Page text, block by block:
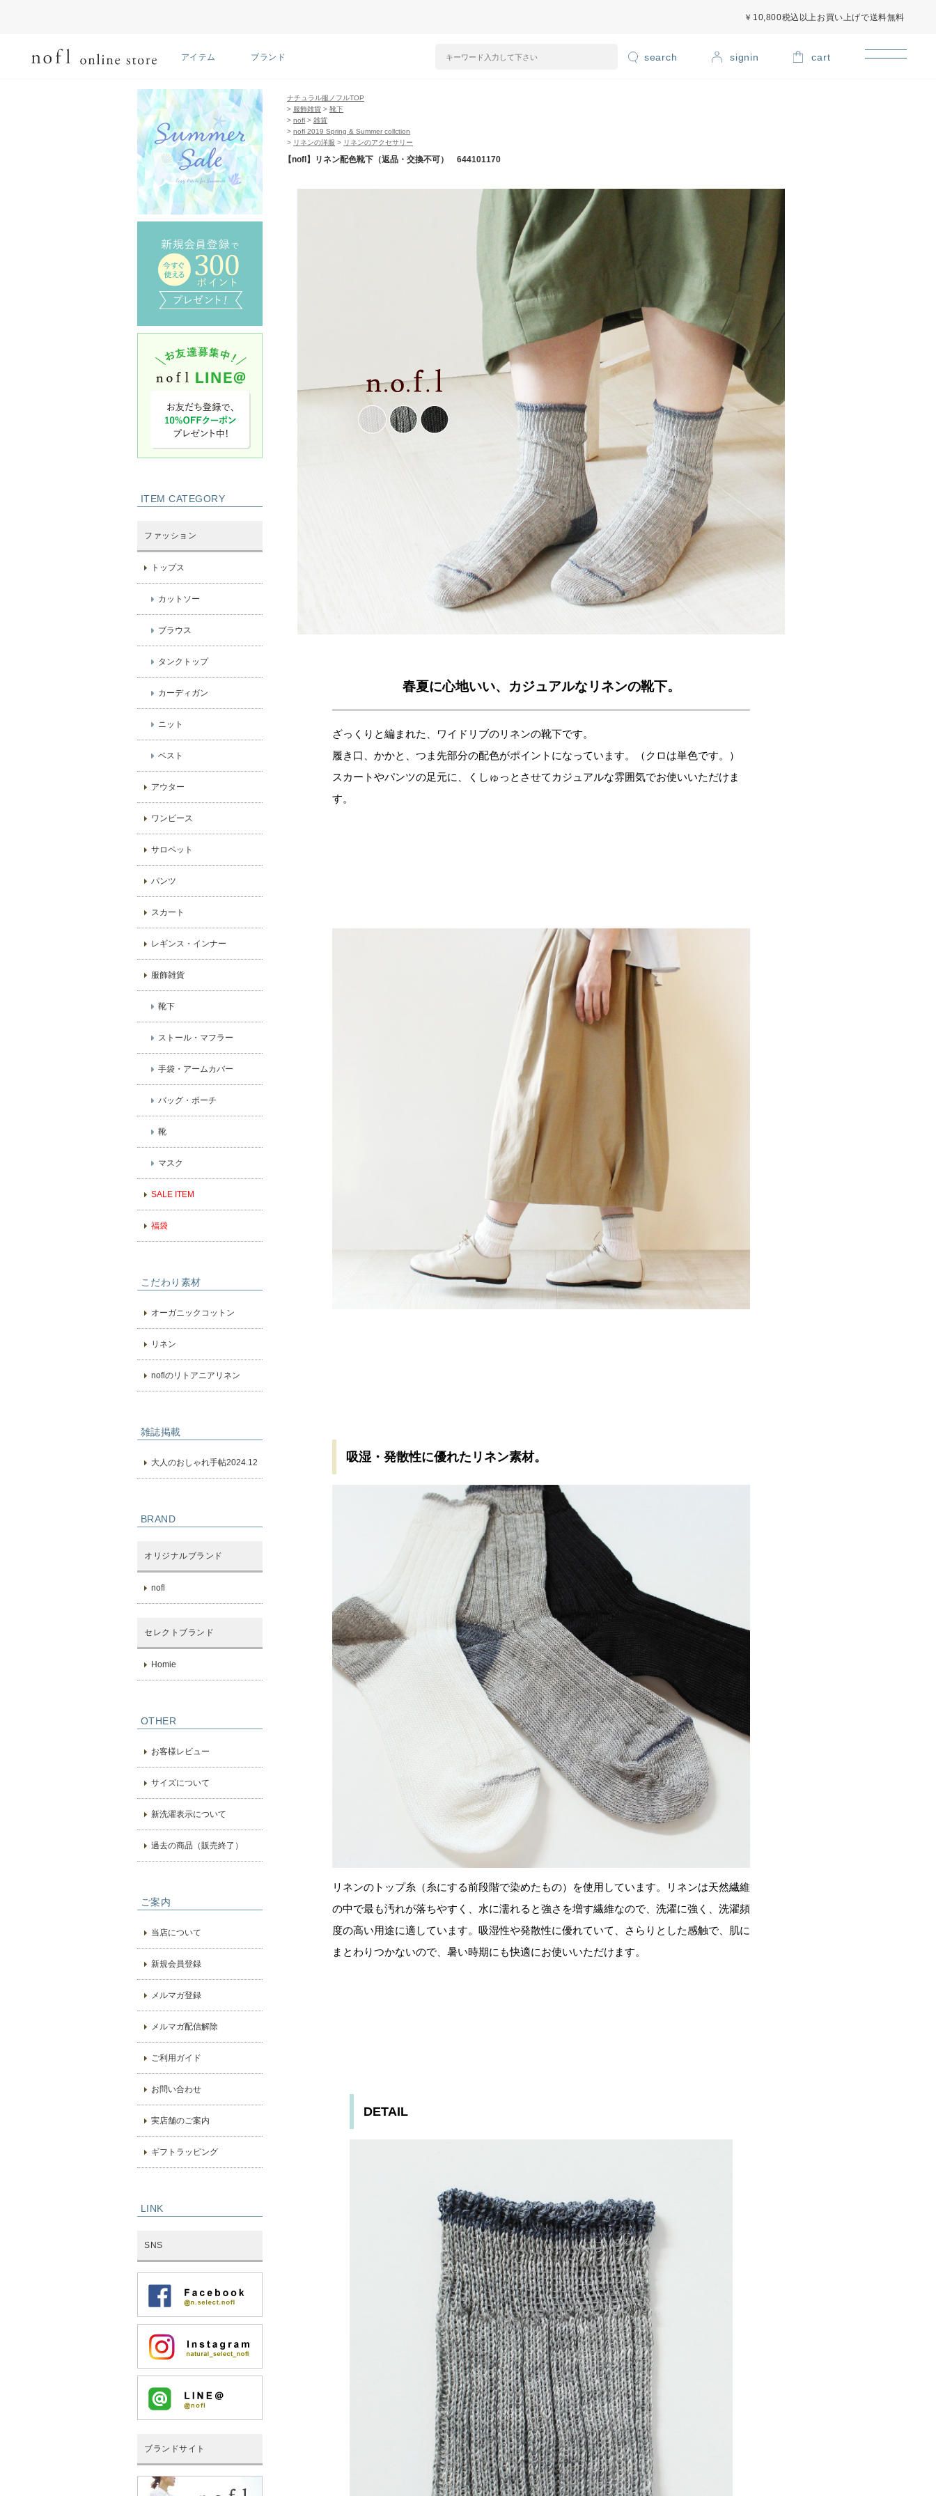
￥10,800税込以上お買い上げで送料無料
アイテム ブランド signin cart
ITEM CATEGORY
ファッション
トップス
カットソー
ブラウス
タンクトップ
カーディガン
ニット
ベスト
アウター
ワンピース
サロペット
パンツ
スカート
レギンス・インナー
服飾雑貨
靴下
ストール・マフラー
手袋・アームカバー
バッグ・ポーチ
靴
マスク
SALE ITEM
福袋
こだわり素材
オーガニックコットン
リネン
noflのリトアニアリネン
雑誌掲載
大人のおしゃれ手帖2024.12
BRAND
オリジナルブランド
nofl
セレクトブランド
Homie
OTHER
お客様レビュー
サイズについて
新洗濯表示について
過去の商品（販売終了）
ご案内
当店について
新規会員登録
メルマガ登録
メルマガ配信解除
ご利用ガイド
お問い合わせ
実店舗のご案内
ギフトラッピング
LINK
SNS
ブランドサイト
ナチュラル服ノフルTOP
> 服飾雑貨 > 靴下
> nofl > 雑貨
> nofl 2019 Spring & Summer collction
> リネンの洋服 > リネンのアクセサリー
【nofl】リネン配色靴下（返品・交換不可） 644101170
春夏に心地いい、カジュアルなリネンの靴下。
ざっくりと編まれた、ワイドリブのリネンの靴下です。
履き口、かかと、つま先部分の配色がポイントになっています。（クロは単色です。）
スカートやパンツの足元に、くしゅっとさせてカジュアルな雰囲気でお使いいただけま
す。
吸湿・発散性に優れたリネン素材。
リネンのトップ糸（糸にする前段階で染めたもの）を使用しています。リネンは天然繊維
の中で最も汚れが落ちやすく、水に濡れると強さを増す繊維なので、洗濯に強く、洗濯頻
度の高い用途に適しています。吸湿性や発散性に優れていて、さらりとした感触で、肌に
まとわりつかないので、暑い時期にも快適にお使いいただけます。
DETAIL